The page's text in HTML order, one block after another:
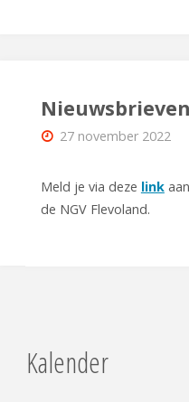
Nieuwsbrieven
27 november 2022
Meld je via deze link
de NGV Flevoland.
Kalender